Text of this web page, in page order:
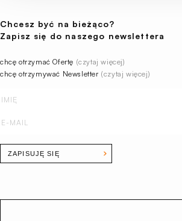
Chcesz być na bieżąco?
Zapisz się do naszego newslettera
chcę otrzymać Ofertę (czytaj więcej)
chcę otrzymywać Newsletter (czytaj więcej)
ZAPISUJĘ SIĘ